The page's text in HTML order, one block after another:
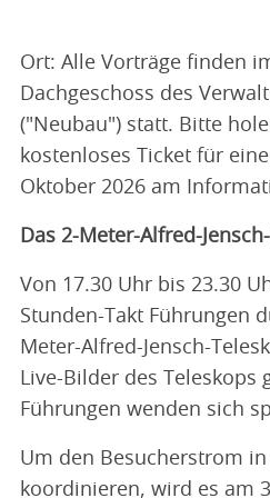
Ort: Alle Vorträge finden
Dachgeschoss des
("Neubau") statt. Bitte
kostenloses Ticket für
Oktober 2026 am
Das 2-Meter-Alfred-
Von 17.30 Uhr bis 23.30
Stunden-Takt Führungen
Meter-Alfred-Jensch-
Live-Bilder des Teleskops
Führungen wenden sich
Um den Besucherstrom
koordinieren, wird es am